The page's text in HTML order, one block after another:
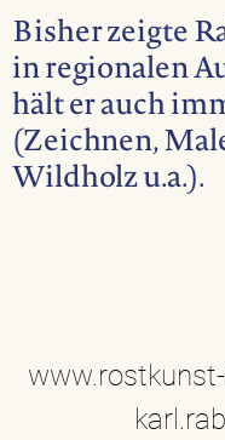
Bisher zeigte
in regionalen
hält er auch
(Zeichnen,
Wildholz u.a.).